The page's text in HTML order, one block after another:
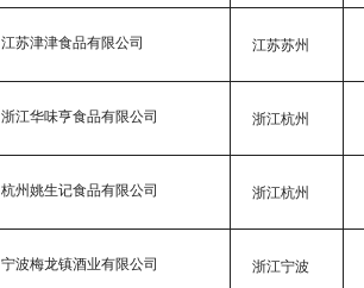
江苏津津食品有限公司 江苏苏州
浙江华味亨食品有限公司 浙江杭州
杭州姚生记食品有限公司 浙江杭州
宁波梅龙镇酒业有限公司 浙江宁波